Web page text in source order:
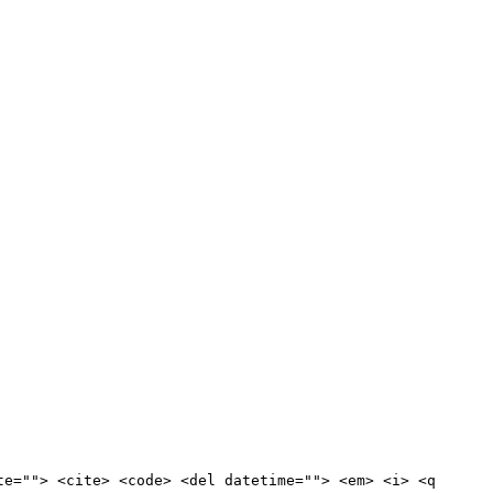
<cite> <code> <del datetime=""> <em> <i> <q